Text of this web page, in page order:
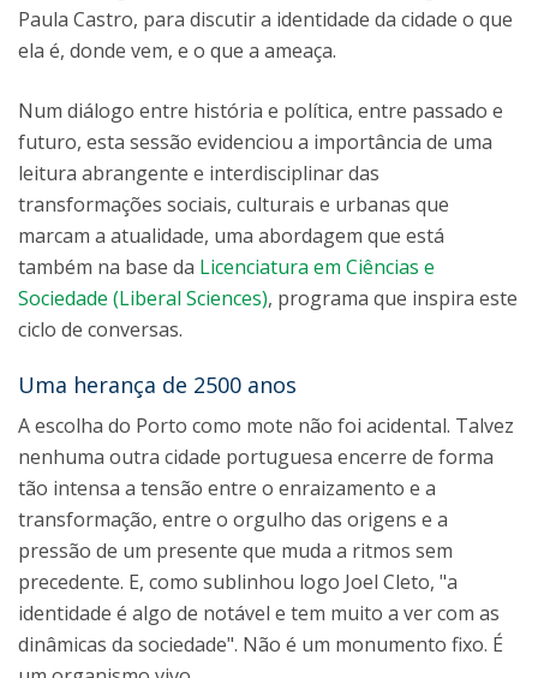
Paula Castro, para discutir a identidade da cidade o que
ela é, donde vem, e o que a ameaça.
Num diálogo entre história e política, entre passado e
futuro, esta sessão evidenciou a importância de uma
leitura abrangente e interdisciplinar das
transformações sociais, culturais e urbanas que
marcam a atualidade, uma abordagem que está
também na base da Licenciatura em Ciências e
Sociedade (Liberal Sciences), programa que inspira este
ciclo de conversas.
Uma herança de 2500 anos
A escolha do Porto como mote não foi acidental. Talvez
nenhuma outra cidade portuguesa encerre de forma
tão intensa a tensão entre o enraizamento e a
transformação, entre o orgulho das origens e a
pressão de um presente que muda a ritmos sem
precedente. E, como sublinhou logo Joel Cleto, "a
identidade é algo de notável e tem muito a ver com as
dinâmicas da sociedade". Não é um monumento fixo. É